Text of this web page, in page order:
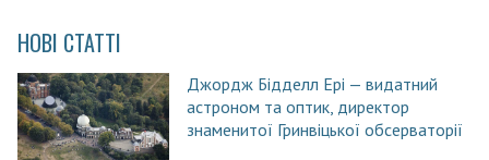
НОВІ СТАТТІ
Джордж Бідделл Ері — видатний
астроном та оптик, директор
знаменитої Гринвіцької обсерваторії